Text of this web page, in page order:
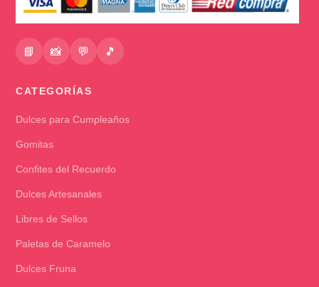
📘 📸 💬 🎵
CATEGORÍAS
Dulces para Cumpleaños
Gomitas
Confites del Recuerdo
Dulces Artesanales
Libres de Sellos
Paletas de Caramelo
Dulces Fruna